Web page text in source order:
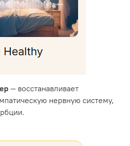
— восстанавливает
нервную систему,